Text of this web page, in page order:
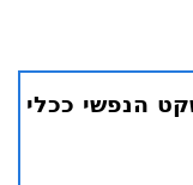
קנין השקט הנפשי ככלי